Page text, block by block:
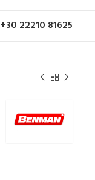
+30 22210 81625